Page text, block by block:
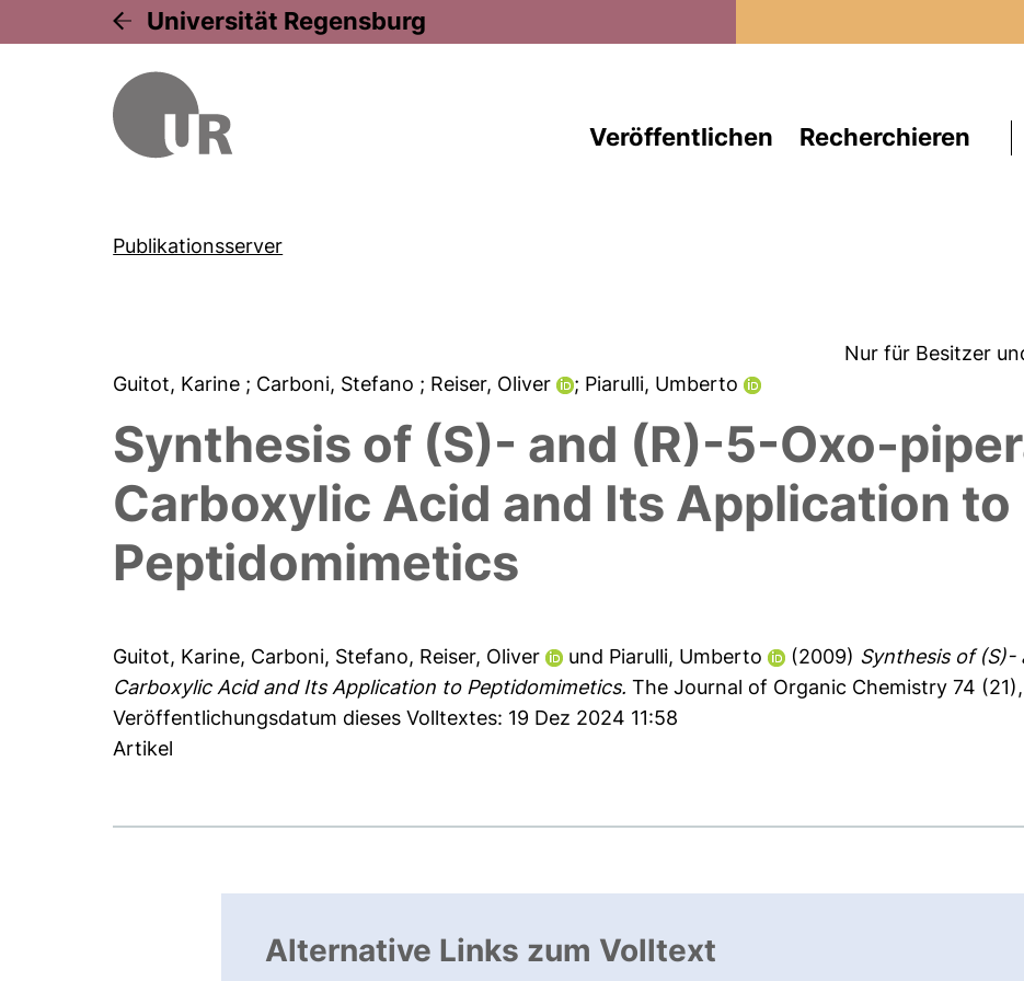
Universität Regensburg
Veröffentlichen Recherchieren
Publikationsserver
Nur für Besitzer
Guitot, Karine ; Carboni, Stefano ; Reiser, Oliver ; Piarulli, Umberto
Synthesis of (S)- and (R)-5-Oxo-
Carboxylic Acid and Its Application to
Peptidomimetics
Guitot, Karine, Carboni, Stefano, Reiser, Oliver und Piarulli, Umberto (2009) Synthesis of
Carboxylic Acid and Its Application to Peptidomimetics. The Journal of Organic Chemistry 74
Veröffentlichungsdatum dieses Volltextes: 19 Dez 2024 11:58
Artikel
Alternative Links zum Volltext